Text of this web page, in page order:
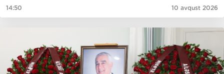
14:50 10 avqust 2026